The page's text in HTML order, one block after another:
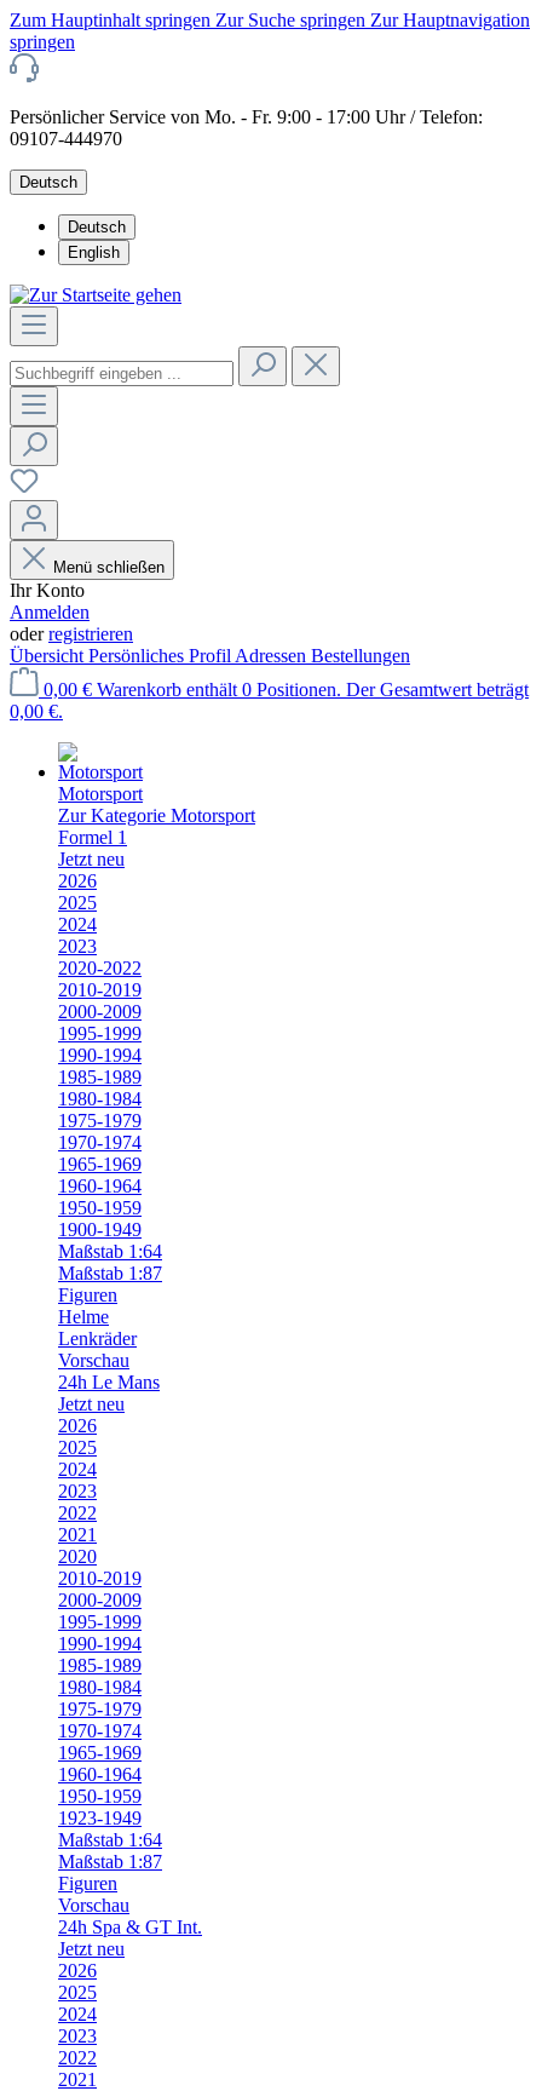
Zum Hauptinhalt springen Zur Suche springen Zur Hauptnavigation
springen
Persönlicher Service von Mo. - Fr. 9:00 - 17:00 Uhr / Telefon:
09107-444970
Deutsch
Deutsch
English
Menü schließen
Ihr Konto
Anmelden
oderregistrieren
Übersicht Persönliches Profil Adressen Bestellungen
0,00 € Warenkorb enthält 0 Positionen. Der Gesamtwert beträgt
0,00 €.
Motorsport
Zur Kategorie Motorsport
Formel 1
Jetzt neu
2026
2025
2024
2023
2020-2022
2010-2019
2000-2009
1995-1999
1990-1994
1985-1989
1980-1984
1975-1979
1970-1974
1965-1969
1960-1964
1950-1959
1900-1949
Maßstab 1:64
Maßstab 1:87
Figuren
Helme
Lenkräder
Vorschau
24h Le Mans
Jetzt neu
2026
2025
2024
2023
2022
2021
2020
2010-2019
2000-2009
1995-1999
1990-1994
1985-1989
1980-1984
1975-1979
1970-1974
1965-1969
1960-1964
1950-1959
1923-1949
Maßstab 1:64
Maßstab 1:87
Figuren
Vorschau
24h Spa & GT Int.
Jetzt neu
2026
2025
2024
2023
2022
2021